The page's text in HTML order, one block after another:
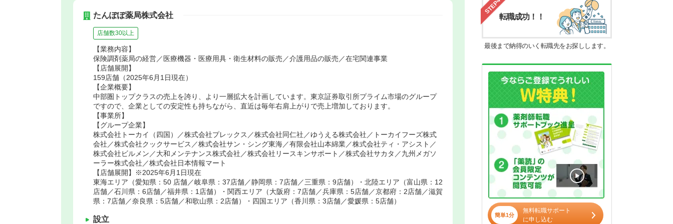
たんぽぽ薬局株式会社
店舗数30以上
【業務内容】
保険調剤薬局の経営／医療機器・医療用具・衛生材料の販売／介護用品の販売／在宅関連事業
【店舗展開】
159店舗（2025年6月1日現在）
【企業概要】
中部圏トップクラスの売上を誇り、より一層拡大を計画しています。東京証券取引所プライム市場のグループ
ですので、企業としての安定性も持ちながら、直近は毎年右肩上がりで売上増加しております。
【事業所】
【グループ企業】
株式会社トーカイ（四国）／株式会社プレックス／株式会社同仁社／ゆうえる株式会社／トーカイフーズ株式
会社／株式会社クックサービス／株式会社サン・シング東海／有限会社山本綿業／株式会社ティ・アシスト／
株式会社ビルメン／大和メンテナンス株式会社／株式会社リースキンサポート／株式会社サカタ／九州メガソ
ーラー株式会社／株式会社日本情報マート
【店舗展開】※2025年6月1日現在
東海エリア（愛知県：50 店舗／岐阜県：37店舗／静岡県：7店舗／三重県：9店舗）・北陸エリア（富山県：12
店舗／石川県：6店舗／福井県：1店舗）・関西エリア（大阪府：7店舗／兵庫県：5店舗／京都府：2店舗／滋賀
県：7店舗／奈良県：5店舗／和歌山県：2店舗）・四国エリア（香川県：3店舗／愛媛県：5店舗）
設立
STEP4
転職成功！！
最後まで納得のいく転職先をお探しします。
簡単1分
無料転職サポート
に申し込む